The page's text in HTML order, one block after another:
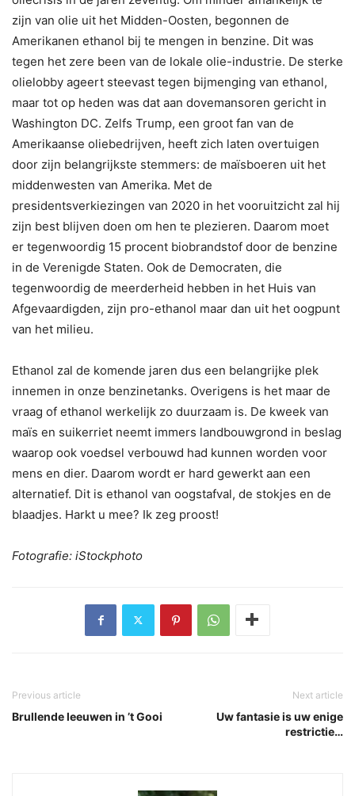
zijn van olie uit het Midden-Oosten, begonnen de
Amerikanen ethanol bij te mengen in benzine. Dit was
tegen het zere been van de lokale olie-industrie. De sterke
olielobby ageert steevast tegen bijmenging van ethanol,
maar tot op heden was dat aan dovemansoren gericht in
Washington DC. Zelfs Trump, een groot fan van de
Amerikaanse oliebedrijven, heeft zich laten overtuigen
door zijn belangrijkste stemmers: de maïsboeren uit het
middenwesten van Amerika. Met de
presidentsverkiezingen van 2020 in het vooruitzicht zal hij
zijn best blijven doen om hen te plezieren. Daarom moet
er tegenwoordig 15 procent biobrandstof door de benzine
in de Verenigde Staten. Ook de Democraten, die
tegenwoordig de meerderheid hebben in het Huis van
Afgevaardigden, zijn pro-ethanol maar dan uit het oogpunt
van het milieu.
Ethanol zal de komende jaren dus een belangrijke plek
innemen in onze benzinetanks. Overigens is het maar de
vraag of ethanol werkelijk zo duurzaam is. De kweek van
maïs en suikerriet neemt immers landbouwgrond in beslag
waarop ook voedsel verbouwd had kunnen worden voor
mens en dier. Daarom wordt er hard gewerkt aan een
alternatief. Dit is ethanol van oogstafval, de stokjes en de
blaadjes. Harkt u mee? Ik zeg proost!
Fotografie: iStockphoto
Previous article
Brullende leeuwen in ’t Gooi
Next article
Uw fantasie is uw enige
restrictie…